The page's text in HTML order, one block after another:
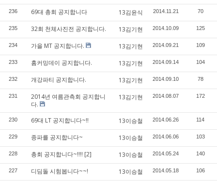
236 69대 총회 공지합니다 13김윤식 2014.11.21 70
235 32회 천체사진전 공지합니다. 13김기현 2014.10.09 125
234 가을 MT 공지합니다. 13김기현 2014.09.21 109
233 홈커밍데이 공지합니다. 13김기현 2014.09.14 104
232 개강파티 공지합니다. 13김기현 2014.09.10 78
231
2014년 여름관측회 공지합니
다.
13김기현 2014.08.07 172
230 69대 LT 공지합니다~!! 13이승철 2014.06.26 114
229 종파를 공지합니다~ 13이승철 2014.06.06 103
228 총회 공지합니다~!!!! [2] 13이승철 2014.05.24 140
227 디딤돌 시험봅니다~~! 13이승철 2014.05.18 106